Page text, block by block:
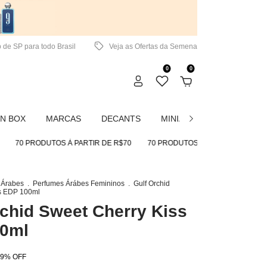
de SP para todo Brasil Veja as Ofertas da Semena
0 0
BOX MARCAS DECANTS MINIATURAS
70 PRODUTOS À PARTIR DE R$70 70 PRODUTOS À PARTIR DE R$70
Perfumes Árábes Femininos
Gulf Orchid
EDP 100ml
Sweet Cherry Kiss
9% OFF